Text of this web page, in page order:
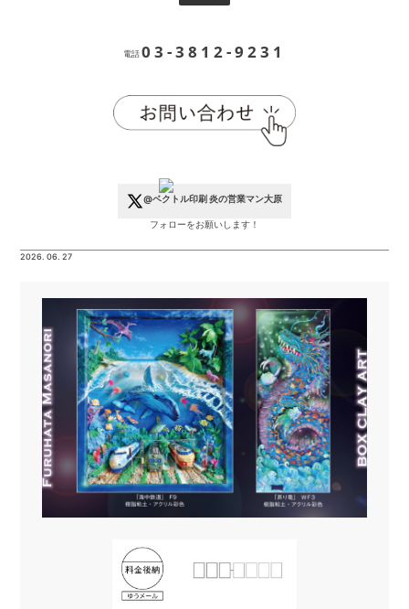
電話03-3812-9231
@ベクトル印刷 炎の営業マン大原
フォローをお願いします！
2026. 06. 27